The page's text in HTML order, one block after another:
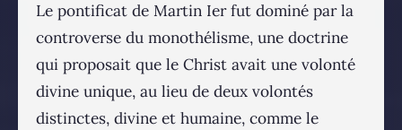
Le pontificat de Martin Ier fut dominé par la
controverse du monothélisme, une doctrine
qui proposait que le Christ avait une volonté
divine unique, au lieu de deux volontés
distinctes, divine et humaine, comme le